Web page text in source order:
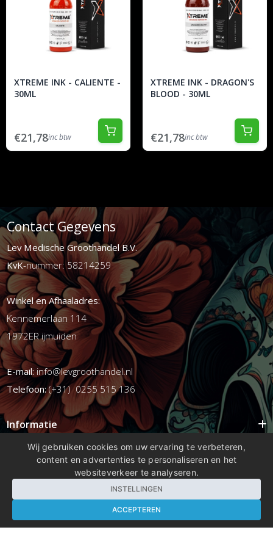
XTREME INK - CALIENTE -
30ML
€21,78inc btw
XTREME INK - DRAGON'S
BLOOD - 30ML
€21,78inc btw
Contact Gegevens
Lev Medische Groothandel B.V.
KvK-nummer: 58214259
Winkel en Afhaaladres:
Kennemerlaan 114
1972ER ijmuiden
E-mail:info@levgroothandel.nl
Telefoon:(+31) 0255 515 136
Informatie
Mijn account
Wij gebruiken cookies om uw ervaring te verbeteren,
content en advertenties te personaliseren en het
websiteverkeer te analyseren.
INSTELLINGEN
ACCEPTEREN